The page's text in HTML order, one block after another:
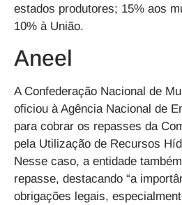
estados produtores; 15% aos
10% à União.
Aneel
A Confederação Nacional de
oficiou à Agência Nacional de
para cobrar os repasses da
pela Utilização de Recursos
Nesse caso, a entidade
repasse, destacando “a
obrigações legais,